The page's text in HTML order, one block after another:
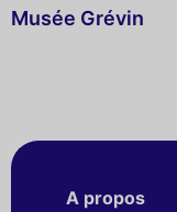
Musée Grévin
A propos